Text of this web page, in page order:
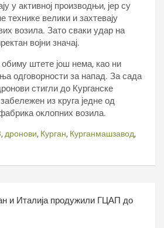
у активној производњи, јер су
технике велики и захтевају
возила. Зато сваки удар на
војни значај.
штете још нема, као ни
одговорности за напад. За сада
стигли до Курганске
из круга једне од
оклопних возила.
, дронови, Курган, Курганмашзавод,
и Италија продужили ГЦАП до